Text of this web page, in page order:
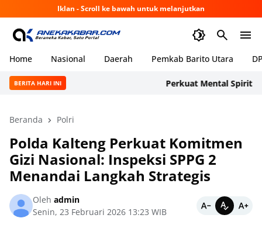
Iklan - Scroll ke bawah untuk melanjutkan
Home Nasional Daerah Pemkab Barito Utara
BERITA HARI INI Perkuat Mental Spiritual
Beranda Polri
Polda Kalteng Perkuat Komitmen
Gizi Nasional: Inspeksi SPPG 2
Menandai Langkah Strategis
Oleh admin
Senin, 23 Februari 2026 13:23 WIB